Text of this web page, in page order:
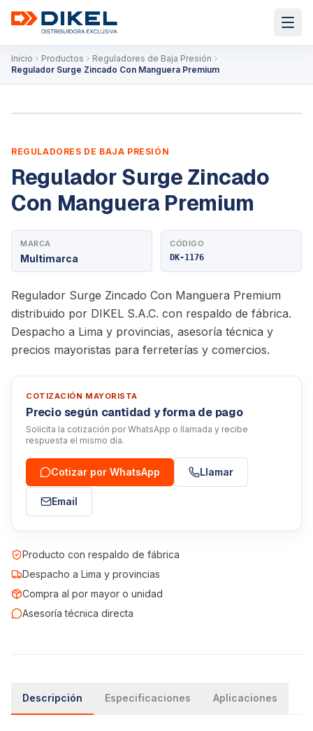
Inicio Productos
Reguladores de Baja Presión
Regulador Surge Zincado Con Manguera Premium
REGULADORES DE BAJA PRESIÓN
Regulador Surge Zincado
Con Manguera Premium
MARCA
Multimarca
CÓDIGO
DK-1176
Regulador Surge Zincado Con Manguera Premium
distribuido por DIKEL S.A.C. con respaldo de fábrica.
Despacho a Lima y provincias, asesoría técnica y
precios mayoristas para ferreterías y comercios.
COTIZACIÓN MAYORISTA
Precio según cantidad y forma de pago
Solicita la cotización por WhatsApp o llamada y recibe
respuesta el mismo día.
Cotizar por WhatsApp Llamar
Email
Producto con respaldo de fábrica
Despacho a Lima y provincias
Compra al por mayor o unidad
Asesoría técnica directa
Descripción Especificaciones Aplicaciones